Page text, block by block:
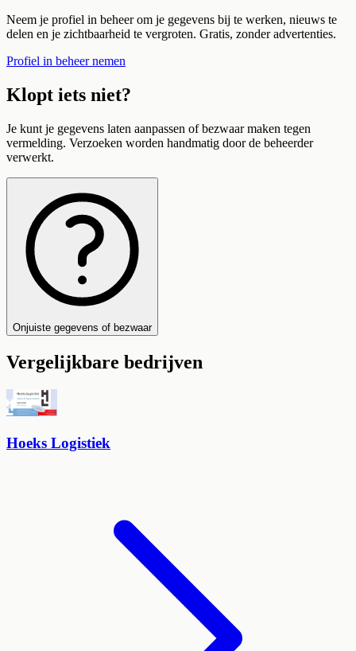
Neem je profiel in beheer om je gegevens bij te werken, nieuws te
delen en je zichtbaarheid te vergroten. Gratis, zonder advertenties.
Profiel in beheer nemen
Klopt iets niet?
Je kunt je gegevens laten aanpassen of bezwaar maken tegen
vermelding. Verzoeken worden handmatig door de beheerder
verwerkt.
Onjuiste gegevens of bezwaar
Vergelijkbare bedrijven
Hoeks Logistiek